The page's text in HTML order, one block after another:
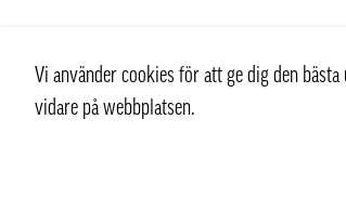
Vi använder cookies för att ge dig den
vidare på webbplatsen.